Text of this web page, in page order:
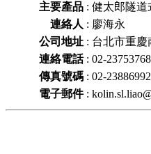
主要產品 : 健太郎隧道
連絡人 : 廖海永
公司地址 : 台北市重慶
連絡電話: 02-23753768
傳真號碼 : 02-23886992
電子郵件: